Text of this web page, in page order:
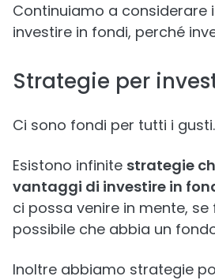
Continuiamo a considerare
investire in fondi, perché
Strategie per
Ci sono fondi per tutti i gusti.
Esistono infinite strategie
vantaggi di investire in
ci possa venire in mente, se
possibile che abbia un
Inoltre abbiamo strategie